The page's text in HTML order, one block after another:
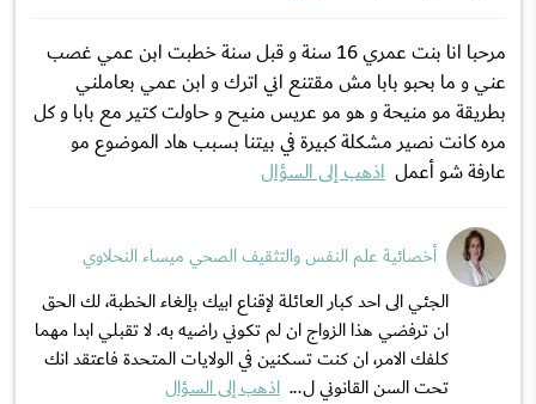
مرحبا انا بنت عمري 16 سنة و قبل سنة خطبت ابن عمي غصب
عني و ما بحبو بابا مش مقتنع اني اترك و ابن عمي بعاملني
بطريقة مو منيحة و هو مو عريس منيح و حاولت كتير مع بابا و كل
مره كانت نصير مشكلة كبيرة في بيتنا بسبب هاد الموضوع مو
عارفة شو أعمل اذهب إلى السؤال
أخصائية علم النفس والتثقيف الصحي ميساء النحلاوي
الجئي الى احد كبار العائلة لإقناع ابيك بإلغاء الخطبة، لك الحق
ان ترفضي هذا الزواج ان لم تكوني راضيه به. لا تقبلي ابدا مهما
كلفك الامر، ان كنت تسكنين في الولايات المتحدة فاعتقد انك
تحت السن القانوني ل... اذهب إلى السؤال